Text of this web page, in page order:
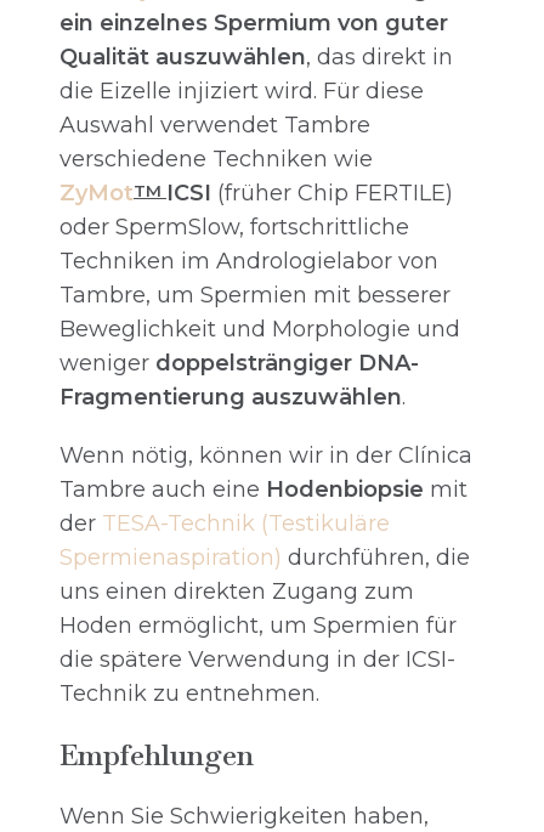
ein einzelnes Spermium von guter
Qualität auszuwählen, das direkt in
die Eizelle injiziert wird. Für diese
Auswahl verwendet Tambre
verschiedene Techniken wie
ZyMotTM ICSI (früher Chip FERTILE)
oder SpermSlow, fortschrittliche
Techniken im Andrologielabor von
Tambre, um Spermien mit besserer
Beweglichkeit und Morphologie und
weniger doppelsträngiger DNA-
Fragmentierung auszuwählen.
Wenn nötig, können wir in der Clínica
Tambre auch eine Hodenbiopsie mit
der TESA-Technik (Testikuläre
Spermienaspiration) durchführen, die
uns einen direkten Zugang zum
Hoden ermöglicht, um Spermien für
die spätere Verwendung in der ICSI-
Technik zu entnehmen.
Empfehlungen
Wenn Sie Schwierigkeiten haben,